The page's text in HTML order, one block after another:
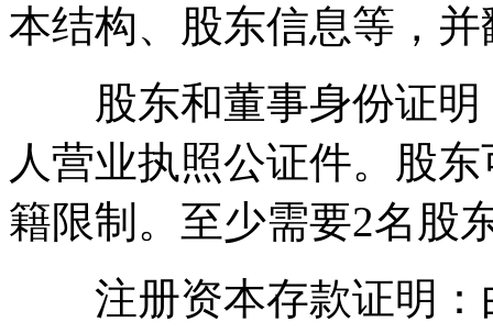
本结构、股东信息等，
股东和董事身份证明
人营业执照公证件。股
籍限制。至少需要2名股
注册资本存款证明：